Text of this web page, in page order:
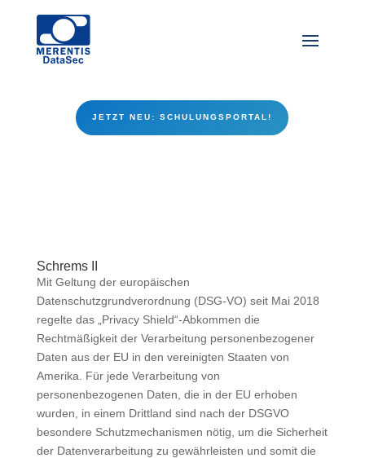
JETZT NEU: SCHULUNGSPORTAL!
Schrems II
Mit Geltung der europäischen
Datenschutzgrundverordnung (DSG-VO) seit Mai 2018
regelte das „Privacy Shield“-Abkommen die
Rechtmäßigkeit der Verarbeitung personenbezogener
Daten aus der EU in den vereinigten Staaten von
Amerika. Für jede Verarbeitung von
personenbezogenen Daten, die in der EU erhoben
wurden, in einem Drittland sind nach der DSGVO
besondere Schutzmechanismen nötig, um die Sicherheit
der Datenverarbeitung zu gewährleisten und somit die